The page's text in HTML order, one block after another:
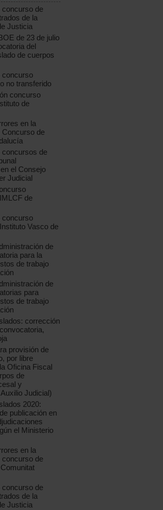
concurso de
de la
Justicia
de 23 de julio
del
de cuerpos
concurso
no transferido
concurso
de
en la
Concurso de
concursos de
el Consejo
Judicial
de
concurso
Vasco de
de
para la
de trabajo
de
para
de trabajo
corrección
provisión de
por libre
Oficina Fiscal
de
y
Judicial)
2020:
publicación en
el Ministerio
en la
concurso de
concurso de
de la
Justicia